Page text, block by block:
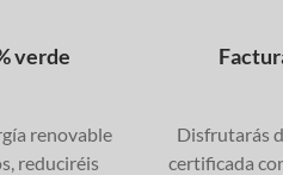
verde
renovable
reduciréis
Disfrutarás
certificada